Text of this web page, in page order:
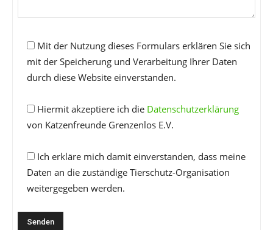
Mit der Nutzung dieses Formulars erklären Sie sich
mit der Speicherung und Verarbeitung Ihrer Daten
durch diese Website einverstanden.
Hiermit akzeptiere ich die Datenschutzerklärung
von Katzenfreunde Grenzenlos E.V.
Ich erkläre mich damit einverstanden, dass meine
Daten an die zuständige Tierschutz-Organisation
weitergegeben werden.